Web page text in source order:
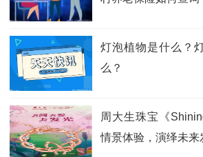
灯泡植物是什么？
么？
周大生珠宝《
情景体验，演绎未来